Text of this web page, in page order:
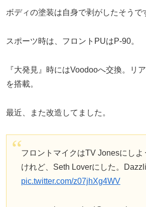
ボディの塗装は自身で剥がしたそうで
スポーツ時は、フロントPUはP-90。
『大発見』時にはVoodooへ交換。リ
を搭載。
最近、また改造してました。
フロントマイクはTV Jonesにしよ
けれど、Seth Loverにした。
pic.twitter.com/z07jhXg4WV